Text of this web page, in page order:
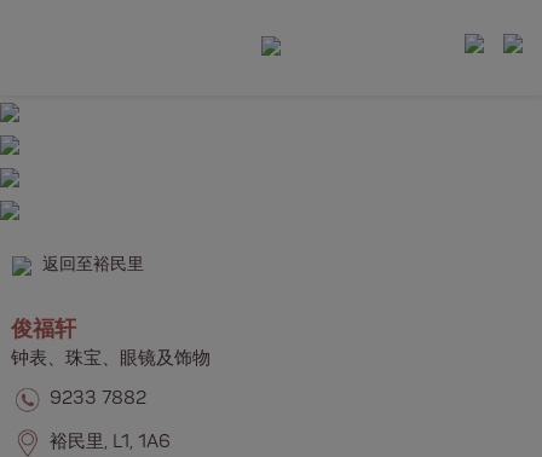
返回至裕民里
俊福轩
​​钟表、珠宝、眼镜及饰物
9233 7882
裕民里, L1, 1A6